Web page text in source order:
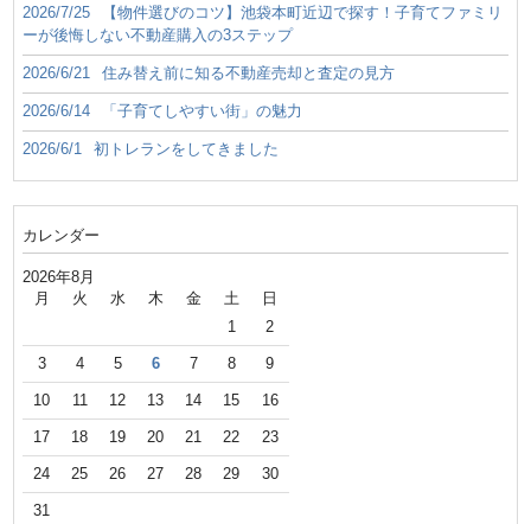
2026/7/25
【物件選びのコツ】池袋本町近辺で探す！子育てファミリ
ーが後悔しない不動産購入の3ステップ
2026/6/21 住み替え前に知る不動産売却と査定の見方
2026/6/14 「子育てしやすい街」の魅力
2026/6/1 初トレランをしてきました
カレンダー
2026年8月
月 火 水 木 金 土 日
1 2
3 4 5 6 7 8 9
10 11 12 13 14 15 16
17 18 19 20 21 22 23
24 25 26 27 28 29 30
31